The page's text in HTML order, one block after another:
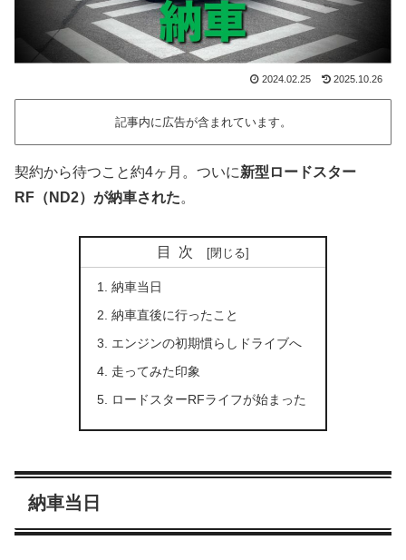
2024.02.25 2025.10.26
記事内に広告が含まれています。
契約から待つこと約4ヶ月。ついに新型ロードスター
RF（ND2）が納車された。
目次
納車当日
納車直後に行ったこと
エンジンの初期慣らしドライブへ
走ってみた印象
ロードスターRFライフが始まった
納車当日